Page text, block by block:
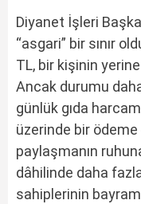
Diyanet İşleri
“asgari” bir sınır
TL, bir kişinin
Ancak durumu
günlük gıda
üzerinde bir ödeme
paylaşmanın
dâhilinde daha
sahiplerinin